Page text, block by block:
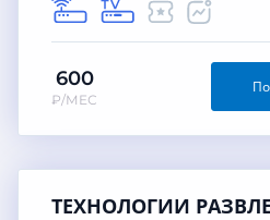
600
₽/МЕС
ТЕХНОЛОГИИ